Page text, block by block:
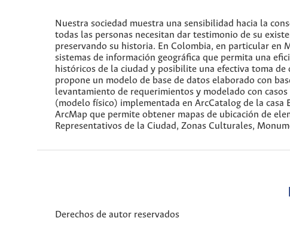
Nuestra sociedad muestra una sensibilidad hacia la
todas las personas necesitan dar testimonio de su
preservando su historia. En Colombia, en particular en
sistemas de información geográfica que permita una
históricos de la ciudad y posibilite una efectiva toma
propone un modelo de base de datos elaborado con
levantamiento de requerimientos y modelado con
(modelo físico) implementada en ArcCatalog de la
ArcMap que permite obtener mapas de ubicación de
Representativos de la Ciudad, Zonas Culturales,
Derechos de autor reservados